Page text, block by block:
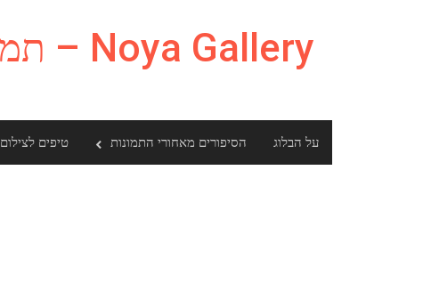
Noya Gallery – תמונות ומה שביניהם
על הבלוג הסיפורים מאחורי התמונות טיפים לצילום